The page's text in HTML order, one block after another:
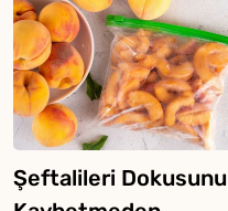
Şeftalileri Dokusunu